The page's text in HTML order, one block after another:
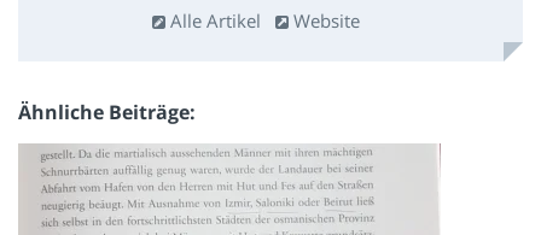
Alle Artikel
Website
Ähnliche Beiträge